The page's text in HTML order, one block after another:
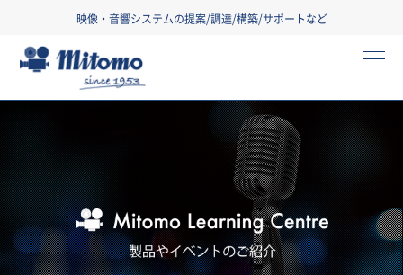
映像・音響システムの提案/調達/構築/サポートなど